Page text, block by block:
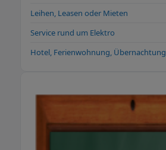
Leihen, Leasen oder Mieten
Service rund um Elektro
Hotel, Ferienwohnung, Übernachtung